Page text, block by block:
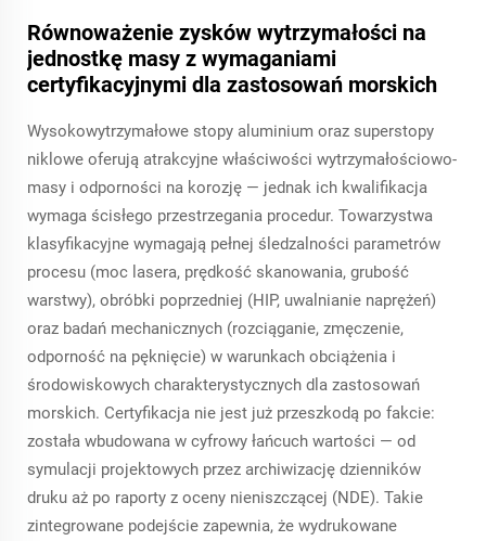
Równoważenie zysków wytrzymałości na
jednostkę masy z wymaganiami
certyfikacyjnymi dla zastosowań morskich
Wysokowytrzymałowe stopy aluminium oraz superstopy
niklowe oferują atrakcyjne właściwości wytrzymałościowo-
masy i odporności na korozję — jednak ich kwalifikacja
wymaga ścisłego przestrzegania procedur. Towarzystwa
klasyfikacyjne wymagają pełnej śledzalności parametrów
procesu (moc lasera, prędkość skanowania, grubość
warstwy), obróbki poprzedniej (HIP, uwalnianie naprężeń)
oraz badań mechanicznych (rozciąganie, zmęczenie,
odporność na pęknięcie) w warunkach obciążenia i
środowiskowych charakterystycznych dla zastosowań
morskich. Certyfikacja nie jest już przeszkodą po fakcie:
została wbudowana w cyfrowy łańcuch wartości — od
symulacji projektowych przez archiwizację dzienników
druku aż po raporty z oceny nieniszczącej (NDE). Takie
zintegrowane podejście zapewnia, że wydrukowane